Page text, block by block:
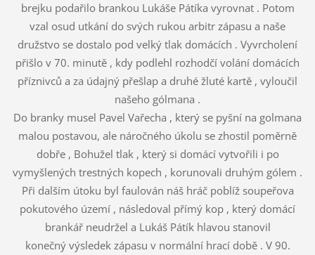
brejku podařilo brankou Lukáše Pátíka vyrovnat . Potom
vzal osud utkání do svých rukou arbitr zápasu a naše
družstvo se dostalo pod velký tlak domácích . Vyvrcholení
přišlo v 70. minutě , kdy podlehl rozhodčí volání domácích
příznivců a za údajný přešlap a druhé žluté kartě , vyloučil
našeho gólmana .
Do branky musel Pavel Vařecha , který se pyšní na golmana
malou postavou, ale náročného úkolu se zhostil poměrně
dobře , Bohužel tlak , který si domácí vytvořili i po
vymyšlených trestných kopech , korunovali druhým gólem .
Při dalším útoku byl faulován náš hráč poblíž soupeřova
pokutového území , následoval přímý kop , který domácí
brankář neudržel a Lukáš Pátík hlavou stanovil
konečný výsledek zápasu v normální hrací době . V 90.